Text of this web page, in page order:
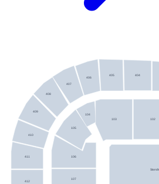
412
411
410
409
408
407
406
405 404
107
106
105
104
103 102